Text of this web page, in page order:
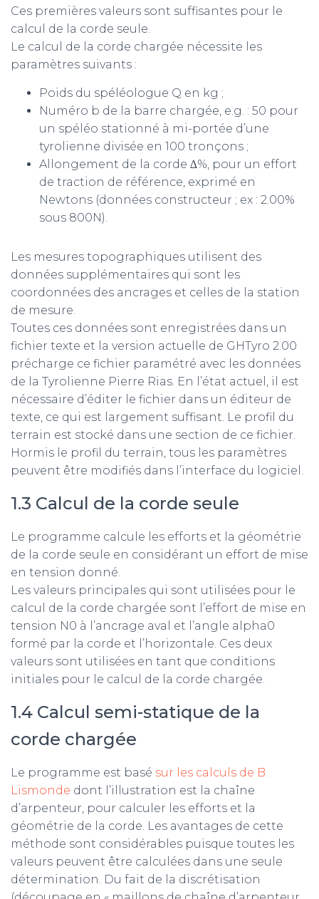
Ces premières valeurs sont suffisantes pour le
calcul de la corde seule.
Le calcul de la corde chargée nécessite les
paramètres suivants :
Poids du spéléologue Q en kg ;
Numéro b de la barre chargée, e.g. : 50 pour
un spéléo stationné à mi-portée d’une
tyrolienne divisée en 100 tronçons ;
Allongement de la corde ∆%, pour un effort
de traction de référence, exprimé en
Newtons (données constructeur ; ex : 2.00%
sous 800N).
Les mesures topographiques utilisent des
données supplémentaires qui sont les
coordonnées des ancrages et celles de la station
de mesure.
Toutes ces données sont enregistrées dans un
fichier texte et la version actuelle de GHTyro 2.00
précharge ce fichier paramétré avec les données
de la Tyrolienne Pierre Rias. En l’état actuel, il est
nécessaire d’éditer le fichier dans un éditeur de
texte, ce qui est largement suffisant. Le profil du
terrain est stocké dans une section de ce fichier.
Hormis le profil du terrain, tous les paramètres
peuvent être modifiés dans l’interface du logiciel.
1.3 Calcul de la corde seule
Le programme calcule les efforts et la géométrie
de la corde seule en considérant un effort de mise
en tension donné.
Les valeurs principales qui sont utilisées pour le
calcul de la corde chargée sont l’effort de mise en
tension N0 à l’ancrage aval et l’angle alpha0
formé par la corde et l’horizontale. Ces deux
valeurs sont utilisées en tant que conditions
initiales pour le calcul de la corde chargée.
1.4 Calcul semi-statique de la
corde chargée
Le programme est basé sur les calculs de B.
Lismonde dont l’illustration est la chaîne
d’arpenteur, pour calculer les efforts et la
géométrie de la corde. Les avantages de cette
méthode sont considérables puisque toutes les
valeurs peuvent être calculées dans une seule
détermination. Du fait de la discrétisation